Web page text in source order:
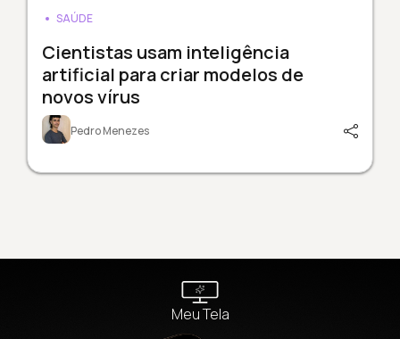
SAÚDE
Cientistas usam inteligência
artificial para criar modelos de
novos vírus
Pedro Menezes
Meu Tela